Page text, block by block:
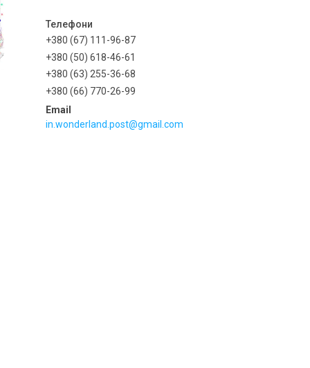
+380 (67) 111-96-87
+380 (50) 618-46-61
+380 (63) 255-36-68
+380 (66) 770-26-99
in.wonderland.post@gmail.com